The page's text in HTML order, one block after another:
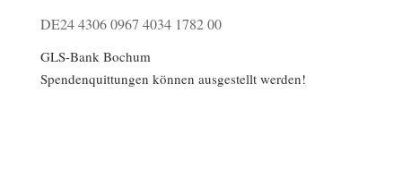
DE24 4306 0967 4034 1782 00
GLS-Bank Bochum
Spendenquittungen können ausgestellt werden!